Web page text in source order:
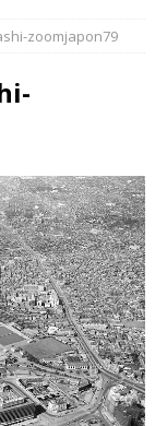
zoomjapon79